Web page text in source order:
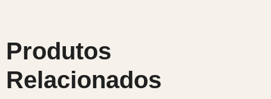
Produtos
Relacionados